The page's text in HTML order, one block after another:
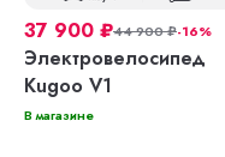
37 900 ₽44 900₽-16%
Электровелосипед
Kugoo V1
В магазине